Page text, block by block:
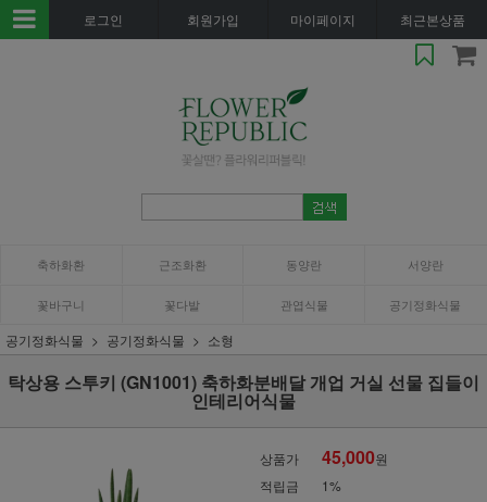
로그인 회원가입 마이페이지 최근본상품
축하화환 근조화환 동양란 서양란
꽃바구니 꽃다발 관엽식물 공기정화식물
공기정화식물 공기정화식물 소형
탁상용 스투키 (GN1001) 축하화분배달 개업 거실 선물 집들이
인테리어식물
상품가 45,000원
적립금
1%